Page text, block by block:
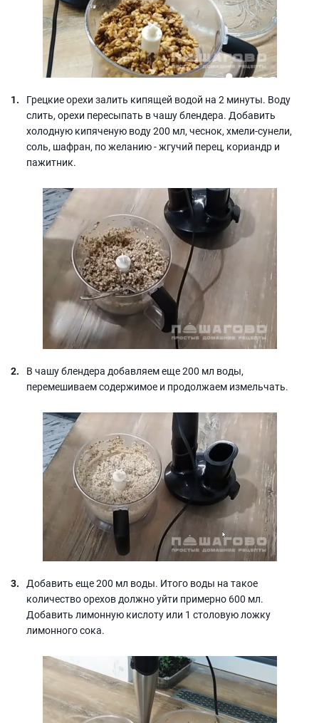
Грецкие орехи залить кипящей водой на 2 минуты. Воду
слить, орехи пересыпать в чашу блендера. Добавить
холодную кипяченую воду 200 мл, чеснок, хмели-сунели,
соль, шафран, по желанию - жгучий перец, кориандр и
пажитник.
В чашу блендера добавляем еще 200 мл воды,
перемешиваем содержимое и продолжаем измельчать.
Добавить еще 200 мл воды. Итого воды на такое
количество орехов должно уйти примерно 600 мл.
Добавить лимонную кислоту или 1 столовую ложку
лимонного сока.